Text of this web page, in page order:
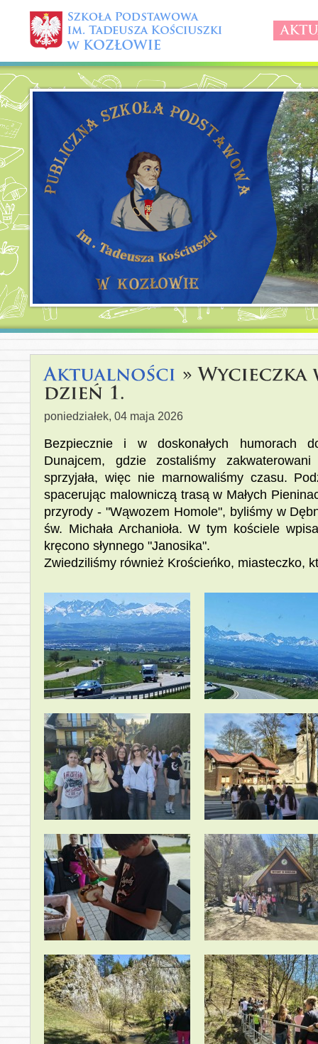
poniedziałek, 04 maja 2026
Bezpiecznie i w doskonałych humorach
Dunajcem, gdzie zostaliśmy
sprzyjała, więc nie marnowaliśmy czasu.
spacerując malowniczą trasą w Małych
przyrody - "Wąwozem Homole", byliśmy w
św. Michała Archanioła. W tym kościele
kręcono słynnego "Janosika".
Zwiedziliśmy również Krościeńko, miasteczko,